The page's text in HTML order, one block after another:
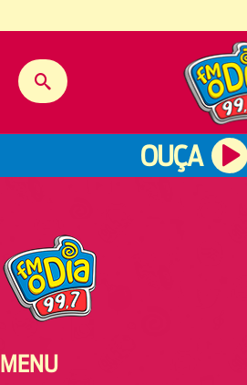
OUÇA
MENU